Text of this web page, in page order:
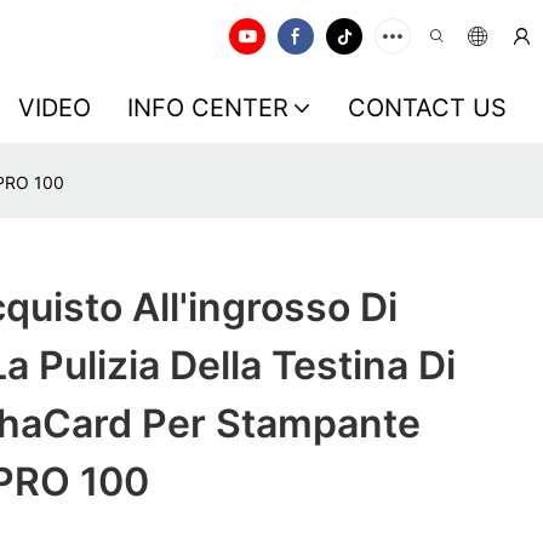
VIDEO INFO CENTER CONTACT US
100
All'ingrosso Di
Pulizia Della Testina Di
Per Stampante
100